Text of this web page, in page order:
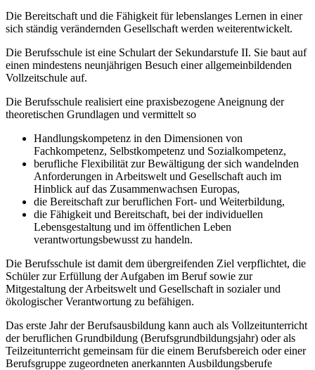
Die Bereitschaft und die Fähigkeit für lebenslanges Lernen in einer
sich ständig verändernden Gesellschaft werden weiterentwickelt.
Die Berufsschule ist eine Schulart der Sekundarstufe II. Sie baut auf
einen mindestens neunjährigen Besuch einer allgemeinbildenden
Vollzeitschule auf.
Die Berufsschule realisiert eine praxisbezogene Aneignung der
theoretischen Grundlagen und vermittelt so
Handlungskompetenz in den Dimensionen von
Fachkompetenz, Selbstkompetenz und Sozialkompetenz,
berufliche Flexibilität zur Bewältigung der sich wandelnden
Anforderungen in Arbeitswelt und Gesellschaft auch im
Hinblick auf das Zusammenwachsen Europas,
die Bereitschaft zur beruflichen Fort- und Weiterbildung,
die Fähigkeit und Bereitschaft, bei der individuellen
Lebensgestaltung und im öffentlichen Leben
verantwortungsbewusst zu handeln.
Die Berufsschule ist damit dem übergreifenden Ziel verpflichtet, die
Schüler zur Erfüllung der Aufgaben im Beruf sowie zur
Mitgestaltung der Arbeitswelt und Gesellschaft in sozialer und
ökologischer Verantwortung zu befähigen.
Das erste Jahr der Berufsausbildung kann auch als Vollzeitunterricht
der beruflichen Grundbildung (Berufsgrundbildungsjahr) oder als
Teilzeitunterricht gemeinsam für die einem Berufsbereich oder einer
Berufsgruppe zugeordneten anerkannten Ausbildungsberufe